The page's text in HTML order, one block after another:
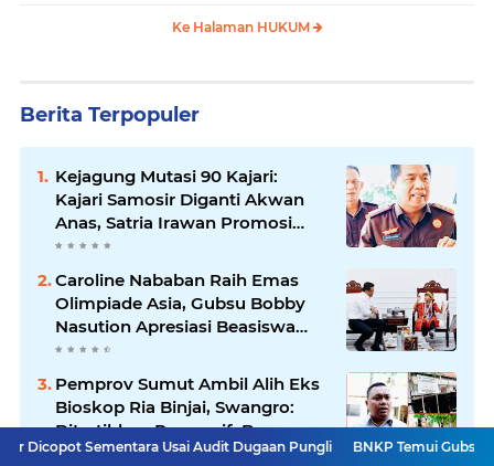
Ke Halaman HUKUM
Berita Terpopuler
Kejagung Mutasi 90 Kajari:
Kajari Samosir Diganti Akwan
Anas, Satria Irawan Promosi
Kemana?
Caroline Nababan Raih Emas
Olimpiade Asia, Gubsu Bobby
Nasution Apresiasi Beasiswa
dan Bimbel
Pemprov Sumut Ambil Alih Eks
Bioskop Ria Binjai, Swangro:
Ditertibkan Persuasif, Baru
Kelola dengan Baik
Usai Audit Dugaan Pungli BNKP Temui Gubsu Bobby,